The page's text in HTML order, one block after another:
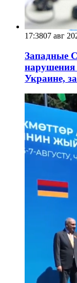
17:3807 авг
Западные
нарушения
Украине,